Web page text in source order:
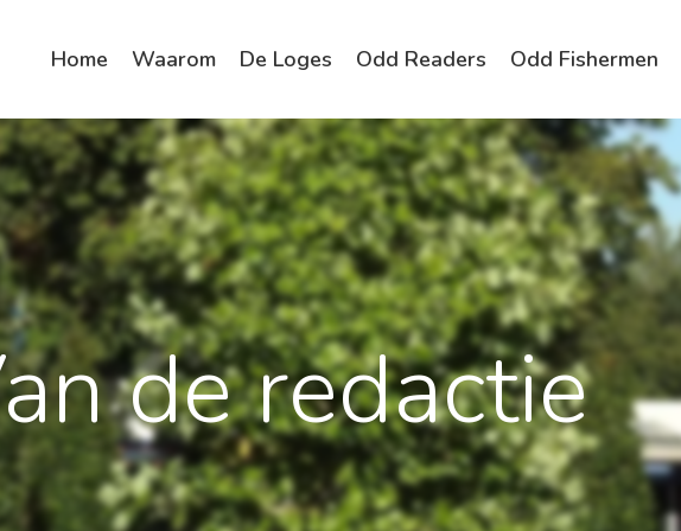
Home Waarom De Loges Odd Readers Odd Fishermen
de redactie